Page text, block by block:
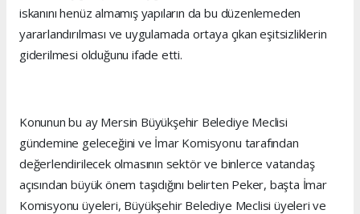
iskanını henüz almamış yapıların da bu düzenlemeden
yararlandırılması ve uygulamada ortaya çıkan eşitsizliklerin
giderilmesi olduğunu ifade etti.
Konunun bu ay Mersin Büyükşehir Belediye Meclisi
gündemine geleceğini ve İmar Komisyonu tarafından
değerlendirilecek olmasının sektör ve binlerce vatandaş
açısından büyük önem taşıdığını belirten Peker, başta İmar
Komisyonu üyeleri, Büyükşehir Belediye Meclisi üyeleri ve